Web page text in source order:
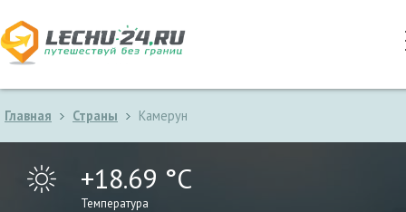
Главная Страны Камерун
+18.69 °C
Температура